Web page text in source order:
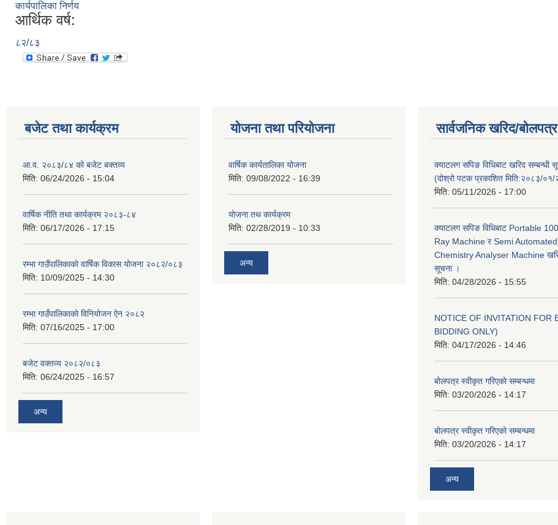
कार्यपालिका निर्णय
आर्थिक वर्ष:
८२/८३
बजेट तथा कार्यक्रम
आ.व. २०८३/८४ को बजेट बक्तव्य
मिति: 06/24/2026 - 15:04
वार्षिक नीति तथा कार्यक्रम २०८३-८४
मिति: 06/17/2026 - 17:15
रम्भा गाउँपालिकाको वार्षिक विकास योजना २०८२/०८३
मिति: 10/09/2025 - 14:30
रम्भा गाउँपालिकाको विनियोजन ऐन २०८२
मिति: 07/16/2025 - 17:00
बजेट वक्तव्य २०८२/०८३
मिति: 06/24/2025 - 16:57
अन्य
योजना तथा परियोजना
वार्षिक कार्यतालिका योजना
मिति: 09/08/2022 - 16:39
योजना तथ कार्यक्रम
मिति: 02/28/2019 - 10:33
अन्य
सार्वजनिक खरिद/
क्याटलग सपिङ विधिबाट खरिद सम्बन्धी
(दोश्रो पटक प्रकाशित मिति:२०८३/०१/
मिति: 05/11/2026 - 17:00
क्याटलग सपिङ विधिबाट Portable
Ray Machine र Semi
Chemistry Analyser Machine
सूचना ।
मिति: 04/28/2026 - 15:55
NOTICE OF INVITATION FOR
BIDDING ONLY)
मिति: 04/17/2026 - 14:46
बोलपत्र स्वीकृत गरिएको सम्बन्धमा
मिति: 03/20/2026 - 14:17
बोलपत्र स्वीकृत गरिएको सम्बन्धमा
मिति: 03/20/2026 - 14:17
अन्य